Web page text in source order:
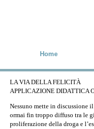
Home
LA VIA DELLA FELICITÀ
APPLICAZIONE DIDATTICA
Nessuno mette in discussione
ormai fin troppo diffuso tra le
proliferazione della droga e